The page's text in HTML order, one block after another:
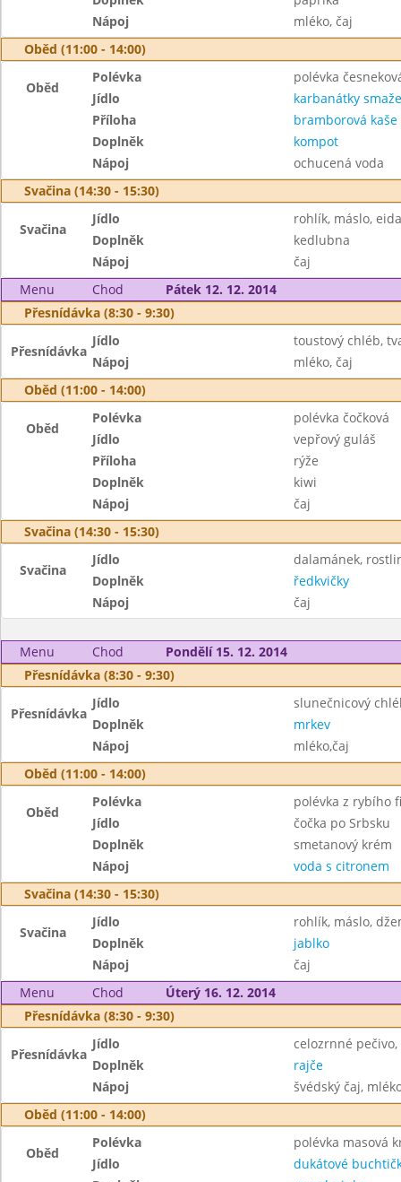
Nápoj
mléko, čaj
Oběd (11:00 - 14:00)
Oběd
Polévka
polévka
Jídlo
karbanátky
Příloha
bramborová kaše
Doplněk
kompot
Nápoj
ochucená voda
Svačina (14:30 - 15:30)
Svačina
Jídlo
rohlík, máslo,
Doplněk
kedlubna
Nápoj
čaj
Menu
Chod
Pátek 12. 12. 2014
Přesnídávka (8:30 - 9:30)
Přesnídávka
Jídlo
toustový chléb,
Nápoj
mléko, čaj
Oběd (11:00 - 14:00)
Oběd
Polévka
polévka čočková
Jídlo
vepřový guláš
Příloha
rýže
Doplněk
kiwi
Nápoj
čaj
Svačina (14:30 - 15:30)
Svačina
Jídlo
dalamánek,
Doplněk
ředkvičky
Nápoj
čaj
Menu Chod
Pondělí 15. 12. 2014
Přesnídávka (8:30 - 9:30)
Přesnídávka
Jídlo
slunečnicový
Doplněk
mrkev
Nápoj
mléko,čaj
Oběd (11:00 - 14:00)
Oběd
Polévka
polévka z rybího
Jídlo
čočka po Srbsku
Doplněk
smetanový krém
Nápoj
voda s citronem
Svačina (14:30 - 15:30)
Svačina
Jídlo
rohlík, máslo,
Doplněk
jablko
Nápoj
čaj
Menu
Chod
Úterý 16. 12. 2014
Přesnídávka (8:30 - 9:30)
Přesnídávka
Jídlo
celozrnné
Doplněk
rajče
Nápoj
švédský čaj,
Oběd (11:00 - 14:00)
Oběd
Polévka
polévka masová
Jídlo
dukátové